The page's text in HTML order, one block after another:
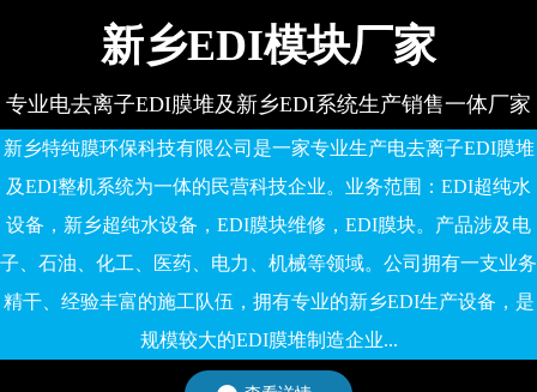
新乡EDI模块厂家
专业电去离子EDI膜堆及新乡EDI系统生产销售一体厂家
新乡特纯膜环保科技有限公司是一家专业生产电去离子EDI膜堆
及EDI整机系统为一体的民营科技企业。业务范围：EDI超纯水
设备，新乡超纯水设备，EDI膜块维修，EDI膜块。产品涉及电
子、石油、化工、医药、电力、机械等领域。公司拥有一支业务
精干、经验丰富的施工队伍，拥有专业的新乡EDI生产设备，是
规模较大的EDI膜堆制造企业...